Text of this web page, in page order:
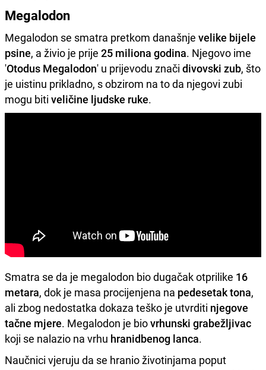
Megalodon
Megalodon se smatra pretkom današnje velike bijele
psine, a živio je prije 25 miliona godina. Njegovo ime
'Otodus Megalodon' u prijevodu znači divovski zub, što
je uistinu prikladno, s obzirom na to da njegovi zubi
mogu biti veličine ljudske ruke.
Smatra se da je megalodon bio dugačak otprilike 16
metara, dok je masa procijenjena na pedesetak tona,
ali zbog nedostatka dokaza teško je utvrditi njegove
tačne mjere. Megalodon je biovrhunski grabežljivac
koji se nalazio na vrhu hranidbenog lanca.
Naučnici vjeruju da se hranio životinjama poput